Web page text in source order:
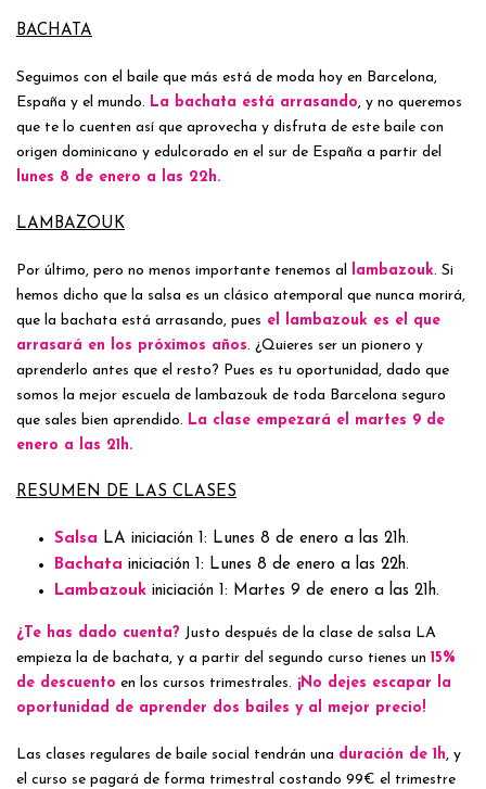
BACHATA
Seguimos con el baile que más está de moda hoy en Barcelona,
España y el mundo. La bachata está arrasando, y no queremos
que te lo cuenten así que aprovecha y disfruta de este baile con
origen dominicano y edulcorado en el sur de España a partir del
lunes 8 de enero a las 22h.
LAMBAZOUK
Por último, pero no menos importante tenemos al lambazouk. Si
hemos dicho que la salsa es un clásico atemporal que nunca morirá,
que la bachata está arrasando, pues el lambazouk es el que
arrasará en los próximos años. ¿Quieres ser un pionero y
aprenderlo antes que el resto? Pues es tu oportunidad, dado que
somos la mejor escuela de lambazouk de toda Barcelona seguro
que sales bien aprendido. La clase empezará el martes 9 de
enero a las 21h.
RESUMEN DE LAS CLASES
Salsa LA iniciación 1: Lunes 8 de enero a las 21h.
Bachata iniciación 1: Lunes 8 de enero a las 22h.
Lambazouk iniciación 1: Martes 9 de enero a las 21h.
¿Te has dado cuenta? Justo después de la clase de salsa LA
empieza la de bachata, y a partir del segundo curso tienes un 15%
de descuento en los cursos trimestrales. ¡No dejes escapar la
oportunidad de aprender dos bailes y al mejor precio!
Las clases regulares de baile social tendrán una duración de 1h, y
el curso se pagará de forma trimestral costando 99€ el trimestre